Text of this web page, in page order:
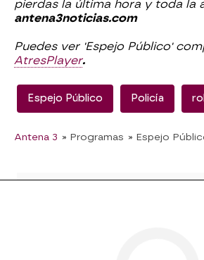
pierdas la última hora y toda la
antena3noticias.com
Puedes ver 'Espejo Público'
AtresPlayer.
Espejo Público Policía
Antena 3 » Programas » Espejo